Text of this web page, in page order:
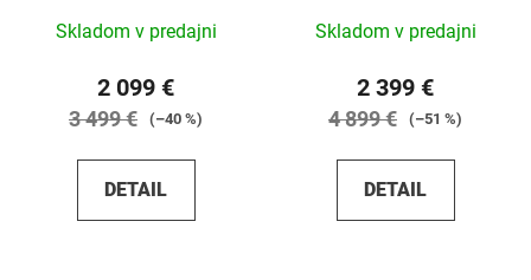
Skladom v predajni
2 099 €
3 499 € (–40 %)
DETAIL
Skladom v predajni
2 399 €
4 899 € (–51 %)
DETAIL